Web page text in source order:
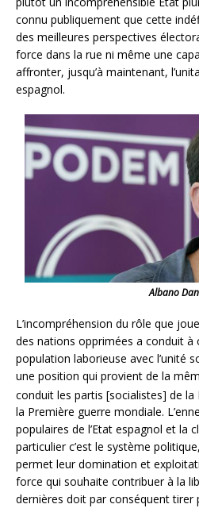
connu publiquement que cette
des meilleures perspectives
force dans la rue ni même une
affronter, jusqu’à maintenant,
espagnol.
Albano
L’incompréhension du rôle que
des nations opprimées a conduit à
population laborieuse avec l’unité
une position qui provient de la
conduit les partis [socialistes] de la
la Première guerre mondiale.
populaires de l’Etat espagnol et la
particulier c’est le système
permet leur domination et
force qui souhaite contribuer à la
dernières doit par conséquent